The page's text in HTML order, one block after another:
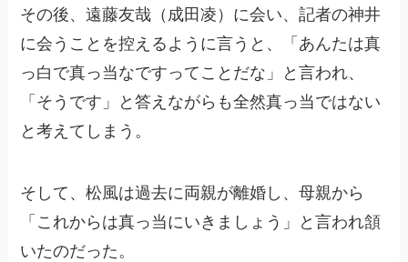
その後、遠藤友哉（成田凌）に会い、記者の神井
に会うことを控えるように言うと、「あんたは真
っ白で真っ当なですってことだな」と言われ、
「そうです」と答えながらも全然真っ当ではない
と考えてしまう。
そして、松風は過去に両親が離婚し、母親から
「これからは真っ当にいきましょう」と言われ頷
いたのだった。